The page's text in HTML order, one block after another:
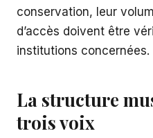
conservation, leur
d’accès doivent être
institutions concernées.
La structure
trois voix